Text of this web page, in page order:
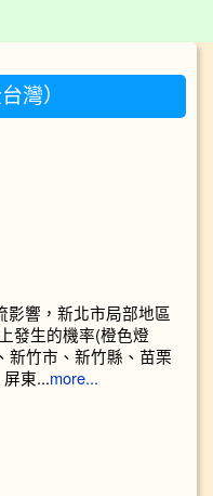
灣）
影響，新北市局部地區
發生的機率(橙色燈
新竹市、新竹縣、苗栗
東...more...